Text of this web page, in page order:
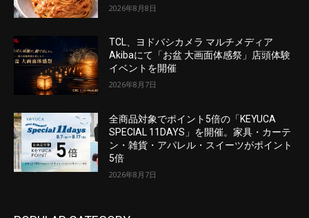
2026年8月8日
TCL、ヨドバシカメラ マルチメディア
Akibaにて「お盆 大画面体感祭」店頭体験
イベントを開催
2026年8月7日
全商品対象でポイント5倍の「KEYUCA
SPECIAL 11DAYS」を開催。家具・カーテ
ン・雑貨・アパレル・スイーツがポイント
5倍
2026年8月7日